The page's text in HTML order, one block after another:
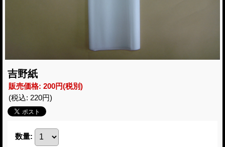
吉野紙
販売価格: 200円(税別)
(税込: 220円)
数量: